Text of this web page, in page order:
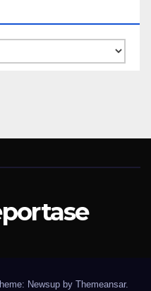
Newsup by Themeansar.